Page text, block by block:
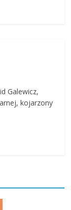
Galewicz,
kojarzony